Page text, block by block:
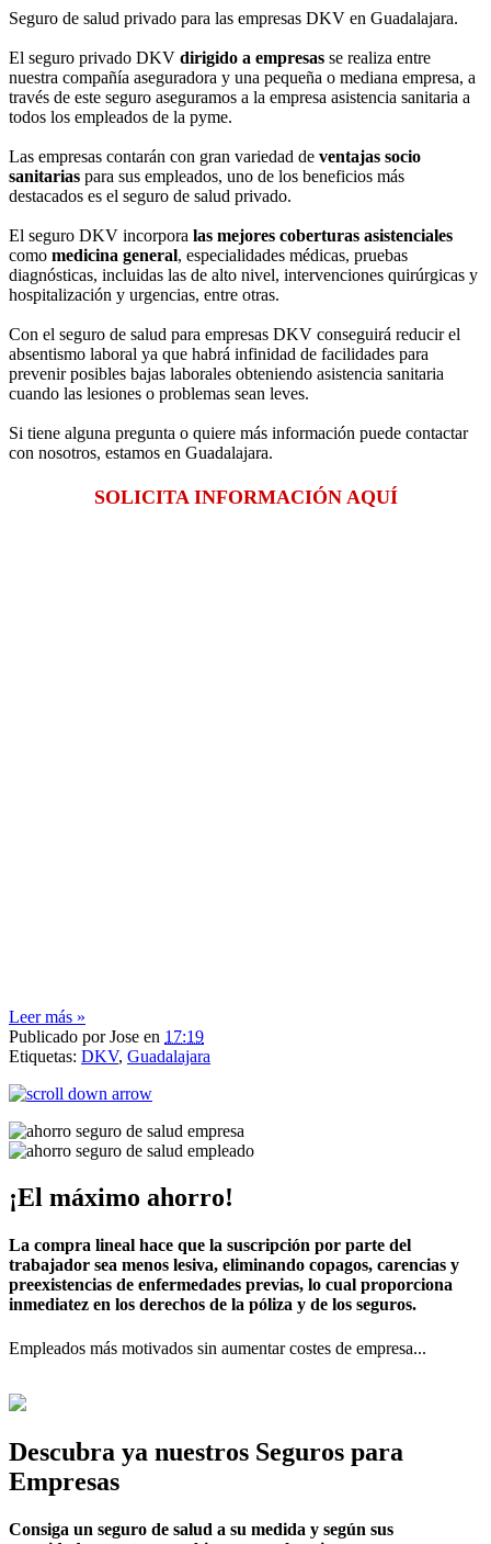
Seguro de salud privado para las empresas DKV en Guadalajara.
El seguro privado DKV dirigido a empresas se realiza entre
nuestra compañía aseguradora y una pequeña o mediana empresa, a
través de este seguro aseguramos a la empresa asistencia sanitaria a
todos los empleados de la pyme.
Las empresas contarán con gran variedad de ventajas socio
sanitarias para sus empleados, uno de los beneficios más
destacados es el seguro de salud privado.
El seguro DKV incorpora las mejores coberturas asistenciales
como medicina general, especialidades médicas, pruebas
diagnósticas, incluidas las de alto nivel, intervenciones quirúrgicas y
hospitalización y urgencias, entre otras.
Con el seguro de salud para empresas DKV conseguirá reducir el
absentismo laboral ya que habrá infinidad de facilidades para
prevenir posibles bajas laborales obteniendo asistencia sanitaria
cuando las lesiones o problemas sean leves.
Si tiene alguna pregunta o quiere más información puede contactar
con nosotros, estamos en Guadalajara.
SOLICITA INFORMACIÓN AQUÍ
Leer más »
Publicado porJose en 17:19
Etiquetas: DKV, Guadalajara
¡El máximo ahorro!
La compra lineal hace que la suscripción por parte del
trabajador sea menos lesiva, eliminando copagos, carencias y
preexistencias de enfermedades previas, lo cual proporciona
inmediatez en los derechos de la póliza y de los seguros.
Empleados más motivados sin aumentar costes de empresa...
Descubra ya nuestros Seguros para
Empresas
Consiga un seguro de salud a su medida y según sus